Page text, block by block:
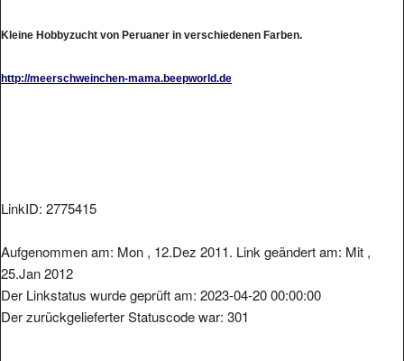
Kleine Hobbyzucht von Peruaner in verschiedenen Farben.
http://meerschweinchen-mama.beepworld.de
LinkID: 2775415
Aufgenommen am: Mon , 12.Dez 2011. Link geändert am: Mit ,
25.Jan 2012
Der Linkstatus wurde geprüft am: 2023-04-20 00:00:00
Der zurückgelieferter Statuscode war: 301